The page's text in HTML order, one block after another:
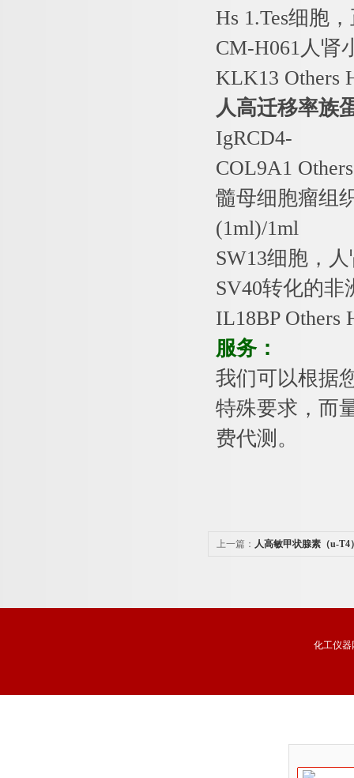
Hs 1.Tes细胞
CM-H061人肾
KLK13 Others
人高迁移率族
IgRCD4-
COL9A1
髓母细胞瘤组
(1ml)/1ml
SW13细胞，
SV40转化的非
IL18BP Others
服务：
我们可以根据
特殊要求，而
费代测。
上一篇： 人高敏甲状腺素（u-T4
化工仪器